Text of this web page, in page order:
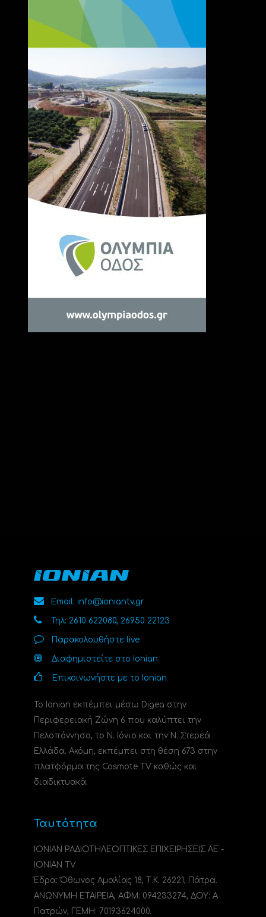
Email: info@ioniantv.gr
Τηλ: 2610 622080, 26950 22123
Παρακολουθήστε live
Διαφημιστείτε στο Ionian
Επικοινωνήστε με το Ionian
Το Ionian εκπέμπει μέσω Digea στην
Περιφερειακή Ζώνη 6 που καλύπτει την
Πελοπόννησο, το N. Ιόνιο και την Ν. Στερεά
Ελλάδα. Ακόμη, εκπέμπει στη θέση 673 στην
πλατφόρμα της Cosmote TV καθώς και
διαδικτυακά.
Ταυτότητα
ΙΟΝΙΑΝ ΡΑΔΙΟΤΗΛΕΟΠΤΙΚΕΣ ΕΠΙΧΕΙΡΗΣΕΙΣ ΑΕ -
IONIAN TV
Έδρα: Όθωνος Αμαλίας 18, Τ.Κ. 26221, Πάτρα.
ΑΝΩΝΥΜΗ ΕΤΑΙΡΕΙΑ, ΑΦΜ: 094233274, ΔΟΥ: A
Πατρών, ΓΕΜΗ: 70193624000.